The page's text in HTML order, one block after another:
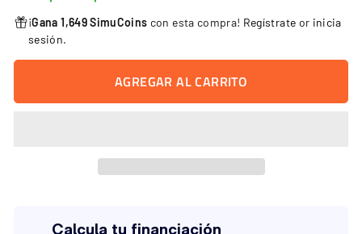
¡Gana 1,649 SimuCoins con esta compra! Regístrate or inicia
sesión.
AGREGAR AL CARRITO